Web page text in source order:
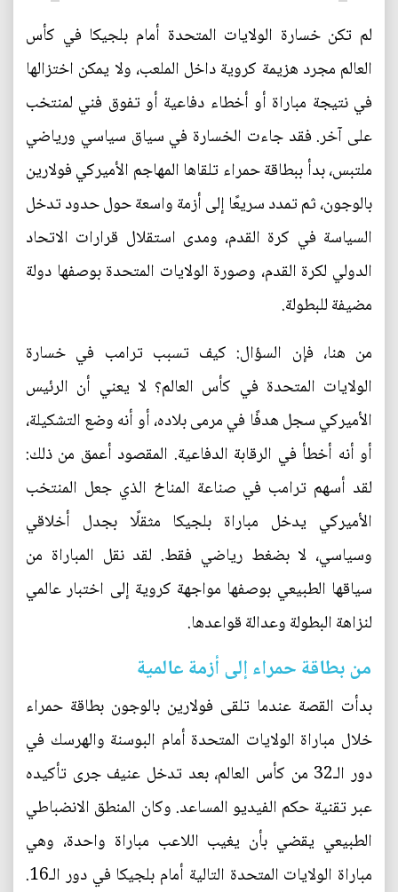
لم تكن خسارة الولايات المتحدة أمام بلجيكا في كأس
العالم مجرد هزيمة كروية داخل الملعب، ولا يمكن اختزالها
في نتيجة مباراة أو أخطاء دفاعية أو تفوق فني لمنتخب
على آخر. فقد جاءت الخسارة في سياق سياسي ورياضي
ملتبس، بدأ ببطاقة حمراء تلقاها المهاجم الأميركي فولارين
بالوجون، ثم تمدد سريعًا إلى أزمة واسعة حول حدود تدخل
السياسة في كرة القدم، ومدى استقلال قرارات الاتحاد
الدولي لكرة القدم، وصورة الولايات المتحدة بوصفها دولة
مضيفة للبطولة.
من هنا، فإن السؤال: كيف تسبب ترامب في خسارة
الولايات المتحدة في كأس العالم؟ لا يعني أن الرئيس
الأميركي سجل هدفًا في مرمى بلاده، أو أنه وضع التشكيلة،
أو أنه أخطأ في الرقابة الدفاعية. المقصود أعمق من ذلك:
لقد أسهم ترامب في صناعة المناخ الذي جعل المنتخب
الأميركي يدخل مباراة بلجيكا مثقلًا بجدل أخلاقي
وسياسي، لا بضغط رياضي فقط. لقد نقل المباراة من
سياقها الطبيعي بوصفها مواجهة كروية إلى اختبار عالمي
لنزاهة البطولة وعدالة قواعدها.
من بطاقة حمراء إلى أزمة عالمية
بدأت القصة عندما تلقى فولارين بالوجون بطاقة حمراء
خلال مباراة الولايات المتحدة أمام البوسنة والهرسك في
دور الـ32 من كأس العالم، بعد تدخل عنيف جرى تأكيده
عبر تقنية حكم الفيديو المساعد. وكان المنطق الانضباطي
الطبيعي يقضي بأن يغيب اللاعب مباراة واحدة، وهي
مباراة الولايات المتحدة التالية أمام بلجيكا في دور الـ16.